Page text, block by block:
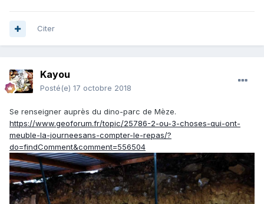
Citer
Kayou
Posté(e) 17 octobre 2018
Se renseigner auprès du dino-parc de Mèze.
https://www.geoforum.fr/topic/25786-2-ou-3-choses-qui-ont-
meuble-la-journeesans-compter-le-repas/?
do=findComment&comment=556504